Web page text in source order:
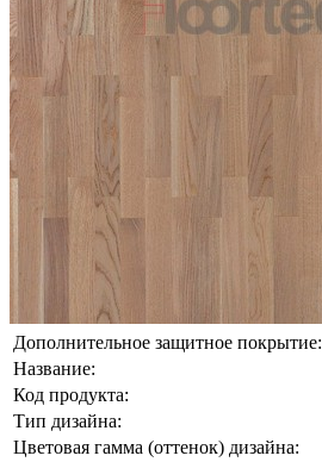
Дополнительное защитное покрытие:
Название:
Код продукта:
Тип дизайна:
Цветовая гамма (оттенок) дизайна: